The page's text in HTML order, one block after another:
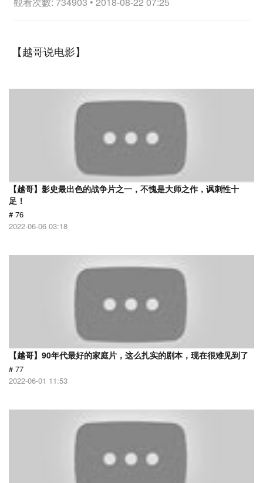
【越哥说电影】
【越哥】影史最出色的战争片之一，不愧是大师之作，讽刺性十
足！
# 76
2022-06-06 03:18
【越哥】90年代最好的家庭片，这么扎实的剧本，现在很难见到了
# 77
2022-06-01 11:53